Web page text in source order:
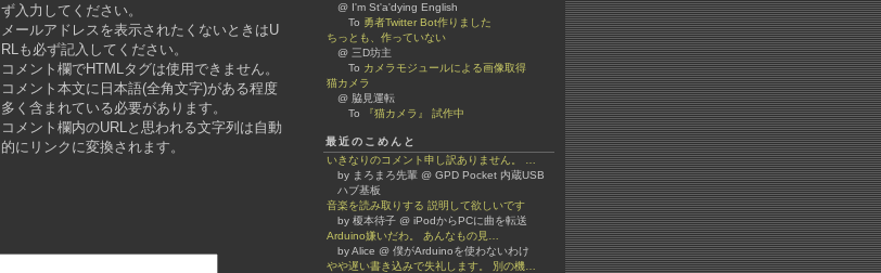
ず入力してください。
メールアドレスを表示されたくないときはU
RLも必ず記入してください。
コメント欄でHTMLタグは使用できません。
コメント本文に日本語(全角文字)がある程度
多く含まれている必要があります。
コメント欄内のURLと思われる文字列は自動
的にリンクに変換されます。
@ I'm St'a'dying English
To 勇者Twitter Bot作りました
ちっとも、作っていない
@ 三D坊主
To カメラモジュールによる画像取得
猫カメラ
@ 脇見運転
To
『猫カメラ』 試作中
最近のこめんと
いきなりのコメント申し訳ありません。 …
by まろまろ先輩 @ GPD Pocket 内蔵USB
ハブ基板
音楽を読み取りする 説明して欲しいです
by 榎本待子 @ iPodからPCに曲を転送
Arduino嫌いだわ。 あんなもの見…
by Alice @ 僕がArduinoを使わないわけ
やや遅い書き込みで失礼します。 別の機…